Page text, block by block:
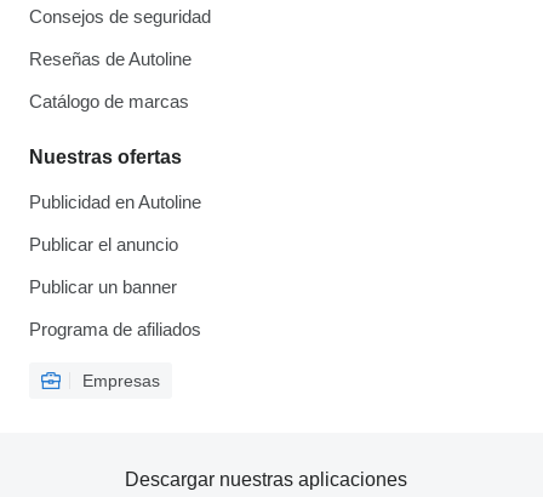
Consejos de seguridad
Reseñas de Autoline
Catálogo de marcas
Nuestras ofertas
Publicidad en Autoline
Publicar el anuncio
Publicar un banner
Programa de afiliados
Empresas
Descargar nuestras aplicaciones